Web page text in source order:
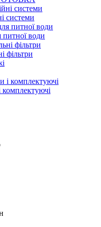
системи
питної води
фільтри
комплектуючі